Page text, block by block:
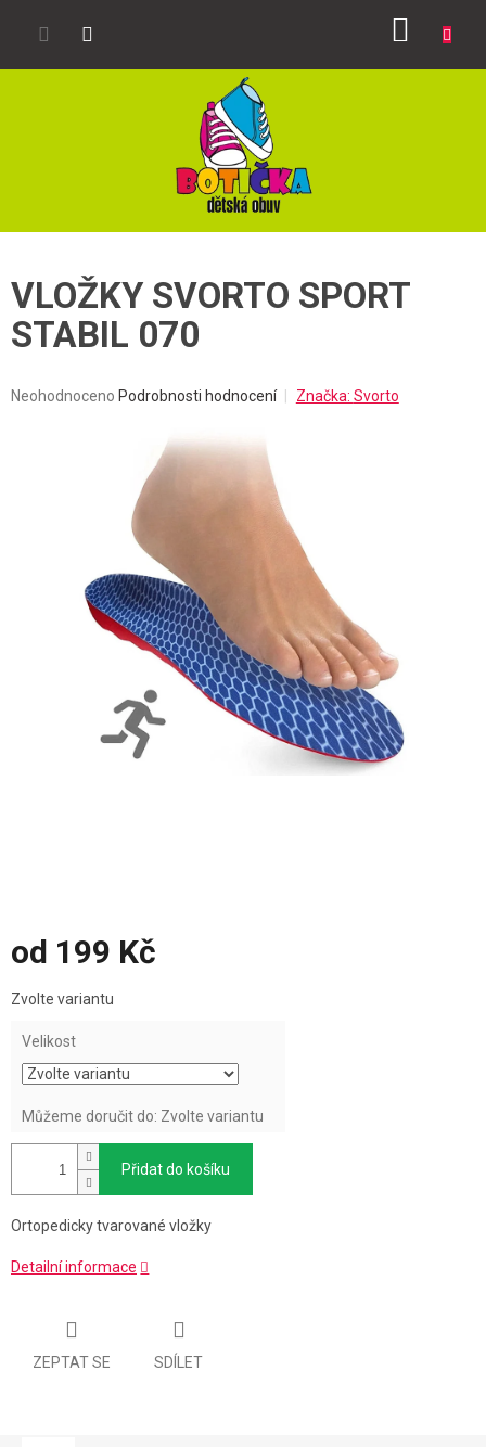
VLOŽKY SVORTO SPORT
STABIL 070
Průměrné
Neohodnoceno Podrobnosti hodnocení Značka: Svorto
od 199 Kč
cena:
Zvolte variantu
Velikost
Můžeme doručit do: Zvolte variantu
Přidat do košíku
Ortopedicky tvarované vložky
Detailní informace
ZEPTAT SE SDÍLET